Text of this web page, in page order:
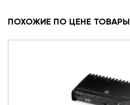
ПОХОЖИЕ ПО ЦЕНЕ ТОВАРЫ